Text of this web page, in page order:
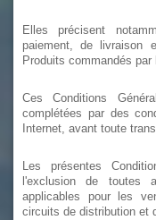
Elles précisent
paiement, de livraison
Produits commandés par
Ces Conditions
complétées par des
Internet, avant toute
Les présentes
l'exclusion de toutes
applicables pour les
circuits de distribution et